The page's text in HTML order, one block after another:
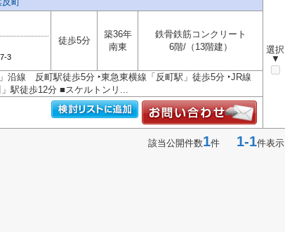
選択
▼
3
徒歩5分
築36年
南東
鉄骨鉄筋コンクリート
6階/（13階建）
線 反町駅徒歩5分 ‣東急東横線「反町駅」徒歩5分 ‣JR線
駅徒歩12分 ■スケルトンリ...
該当公開件数1件 1-1件表示